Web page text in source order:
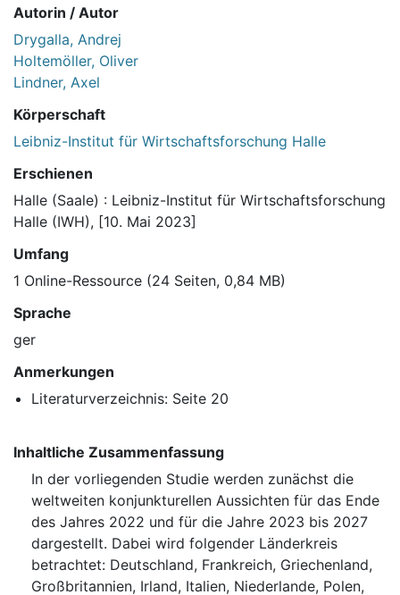
Autorin / Autor
Drygalla, Andrej
Holtemöller, Oliver
Lindner, Axel
Körperschaft
Leibniz-Institut für Wirtschaftsforschung Halle
Erschienen
Halle (Saale) : Leibniz-Institut für Wirtschaftsforschung
Halle (IWH), [10. Mai 2023]
Umfang
1 Online-Ressource (24 Seiten, 0,84 MB)
Sprache
ger
Anmerkungen
Literaturverzeichnis: Seite 20
Inhaltliche Zusammenfassung
In der vorliegenden Studie werden zunächst die
weltweiten konjunkturellen Aussichten für das Ende
des Jahres 2022 und für die Jahre 2023 bis 2027
dargestellt. Dabei wird folgender Länderkreis
betrachtet: Deutschland, Frankreich, Griechenland,
Großbritannien, Irland, Italien, Niederlande, Polen,